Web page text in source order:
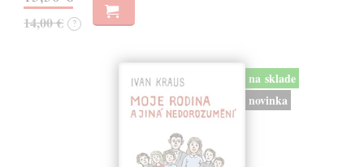
14,00 € ?
na sklade
novinka